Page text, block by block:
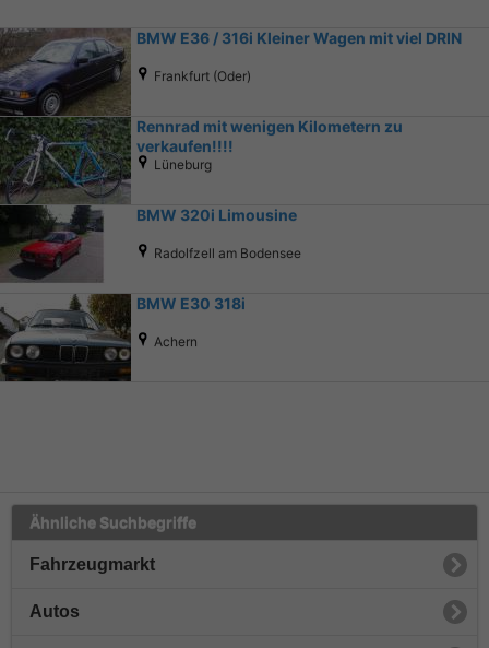
BMW E36 / 316i Kleiner Wagen mit viel DRIN
Frankfurt (Oder)
Rennrad mit wenigen Kilometern zu
verkaufen!!!!
Lüneburg
BMW 320i Limousine
Radolfzell am Bodensee
BMW E30 318i
Achern
Ähnliche Suchbegriffe
Fahrzeugmarkt
Autos